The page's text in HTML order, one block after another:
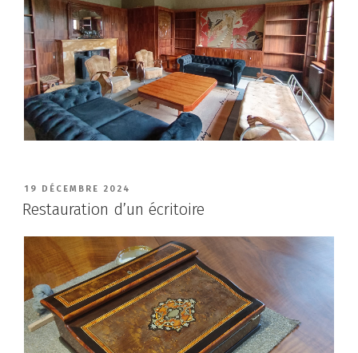
PUBLIÉ
LE
19 DÉCEMBRE 2024
Restauration d’un écritoire